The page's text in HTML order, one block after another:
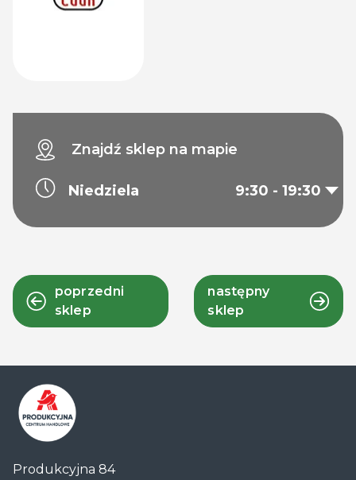
Znajdź sklep na mapie
Niedziela 9:30 - 19:30
poprzedni
sklep
następny
sklep
Handlowe
Produkcyjna 84